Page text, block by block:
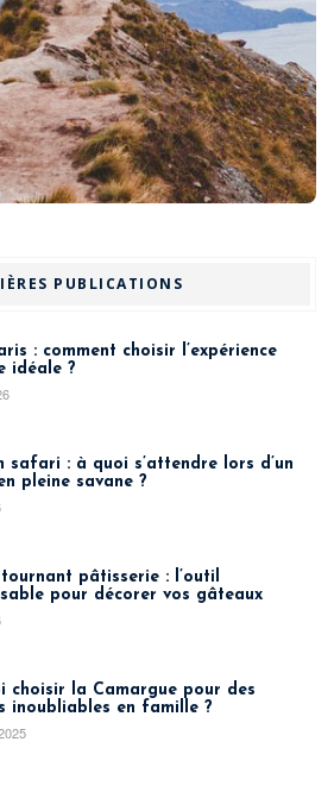
PUBLICATIONS
: comment choisir l’expérience
idéale ?
safari : à quoi s’attendre lors d’un
pleine savane ?
pâtisserie : l’outil
pour décorer vos gâteaux
choisir la Camargue pour des
inoubliables en famille ?